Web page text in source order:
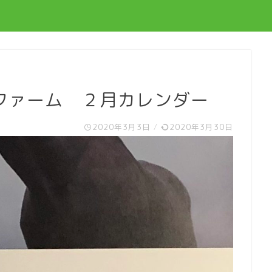
ァーム ２月カレンダー
2020年3月3日 / 2020年3月30日